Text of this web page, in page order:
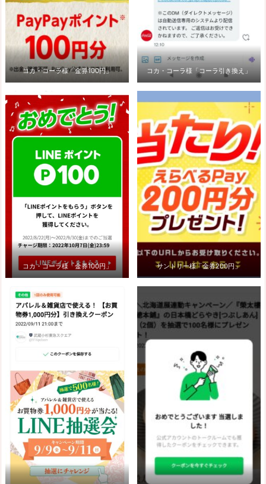
コカ・コーラ様「金券100円」 コカ・コーラ様「コーラ引き換え」
コカ・コーラ様「金券100円」 サントリー様「金券200円」